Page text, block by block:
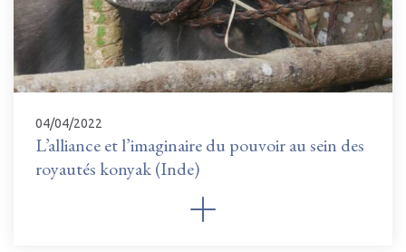
04/04/2022
L’alliance et l’imaginaire du pouvoir au sein des
royautés konyak (Inde)